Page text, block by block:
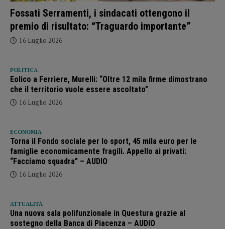
Fossati Serramenti, i sindacati ottengono il
premio di risultato: “Traguardo importante”
16 Luglio 2026
POLITICA
Eolico a Ferriere, Murelli: “Oltre 12 mila firme dimostrano
che il territorio vuole essere ascoltato”
16 Luglio 2026
ECONOMIA
Torna il Fondo sociale per lo sport, 45 mila euro per le
famiglie economicamente fragili. Appello ai privati:
“Facciamo squadra” – AUDIO
16 Luglio 2026
ATTUALITÀ
Una nuova sala polifunzionale in Questura grazie al
sostegno della Banca di Piacenza – AUDIO